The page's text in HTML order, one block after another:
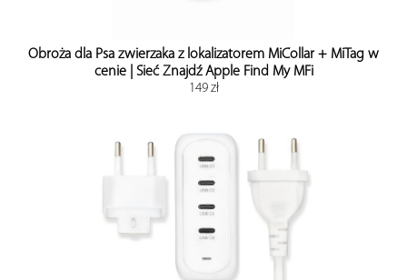
Obroża dla Psa zwierzaka z lokalizatorem MiCollar + MiTag w
cenie | Sieć Znajdź Apple Find My MFi
149 zł